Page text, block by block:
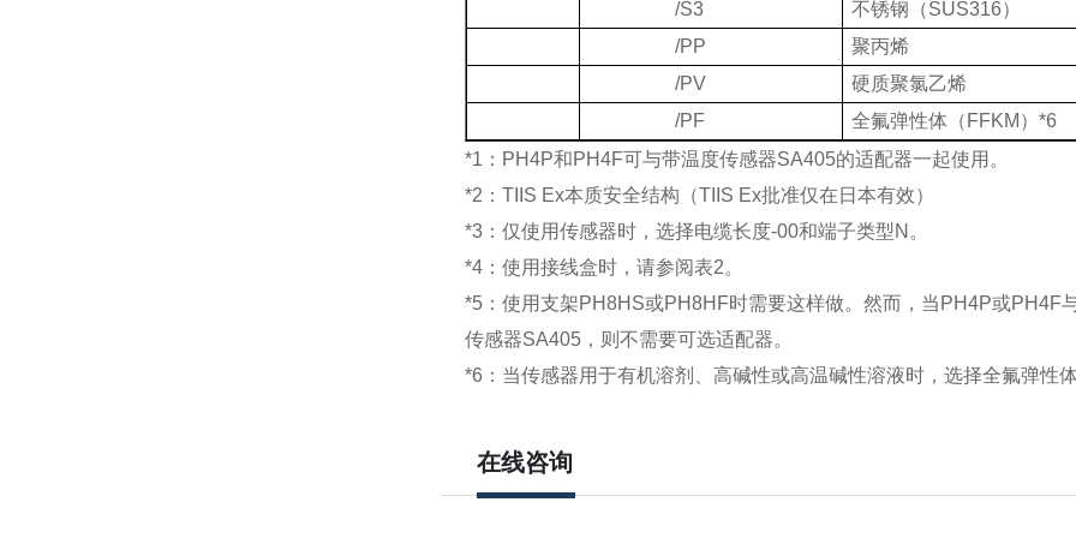
/S3
不锈钢（SUS316）
/PP
聚丙烯
/PV
硬质聚氯乙烯
/PF
全氟弹性体（ FFKM ） *6
*1 ： PH4P和PH4F可与带温度传感器SA405的适配器一起使用。
*2 ： TIIS Ex本质安全结构（TIIS Ex批准仅在日本有效）
*3：仅使用传感器时，选择电缆长度-00和端子类型N 。
*4：使用接线盒时，请参阅表2。
*5：使用支架PH8HS或PH8HF时需要这样做。然而，当 PH4P或PH4F
传感器SA405，则不需要可选适配器。
*6 ：当传感器用于有机溶剂、高碱性或高温碱性溶液时，选择全氟弹性体
在线咨询